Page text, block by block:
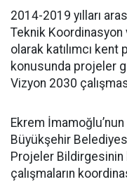
2014-2019 yılları
Teknik
olarak katılımcı kent
konusunda projeler
Vizyon 2030
Ekrem
Büyükşehir
Projeler Bildirgesinin
çalışmaların